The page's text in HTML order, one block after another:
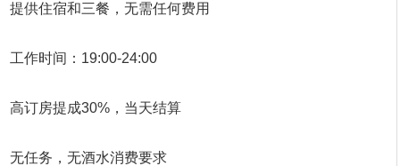
提供住宿和三餐，无需任何费用
工作时间：19:00-24:00
高订房提成30%，当天结算
无任务，无酒水消费要求